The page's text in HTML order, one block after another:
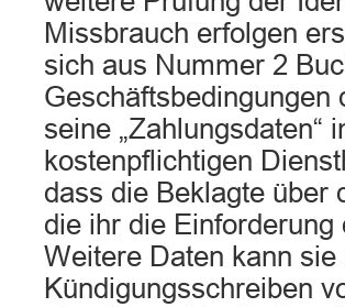
Missbrauch erfolgen
sich aus Nummer 2
Geschäftsbedingungen
seine „Zahlungsdaten“
kostenpflichtigen
dass die Beklagte über
die ihr die
Weitere Daten kann
Kündigungsschreiben